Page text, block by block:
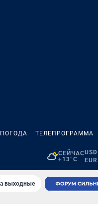
ПОГОДА ТЕЛЕПРОГРАММА
СЕЙЧАС
+13°C
выходные